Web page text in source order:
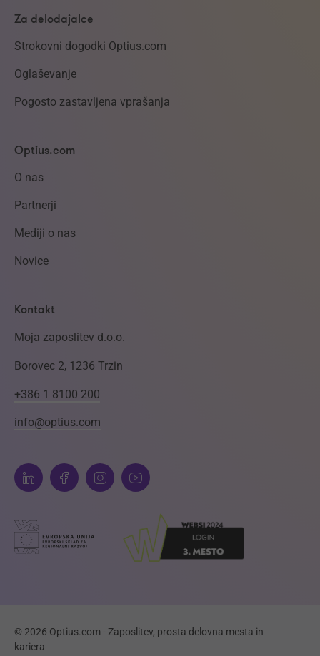
Za delodajalce
Strokovni dogodki Optius.com
Oglaševanje
Pogosto zastavljena vprašanja
Optius.com
O nas
Partnerji
Mediji o nas
Novice
Kontakt
Moja zaposlitev d.o.o.
Borovec 2, 1236 Trzin
+386 1 8100 200
info@optius.com
© 2026 Optius.com - Zaposlitev, prosta delovna mesta in
kariera